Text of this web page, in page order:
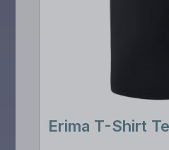
Erima T-Shirt